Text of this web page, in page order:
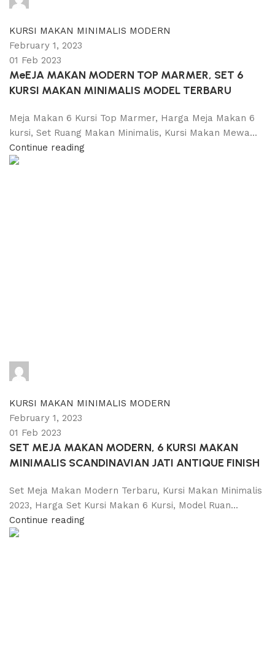
KURSI MAKAN MINIMALIS MODERN
February 1, 2023
01 Feb 2023
MeEJA MAKAN MODERN TOP MARMER, SET 6
KURSI MAKAN MINIMALIS MODEL TERBARU
Meja Makan 6 Kursi Top Marmer, Harga Meja Makan 6
kursi, Set Ruang Makan Minimalis, Kursi Makan Mewa...
Continue reading
KURSI MAKAN MINIMALIS MODERN
February 1, 2023
01 Feb 2023
SET MEJA MAKAN MODERN, 6 KURSI MAKAN
MINIMALIS SCANDINAVIAN JATI ANTIQUE FINISH
Set Meja Makan Modern Terbaru, Kursi Makan Minimalis
2023, Harga Set Kursi Makan 6 Kursi, Model Ruan...
Continue reading